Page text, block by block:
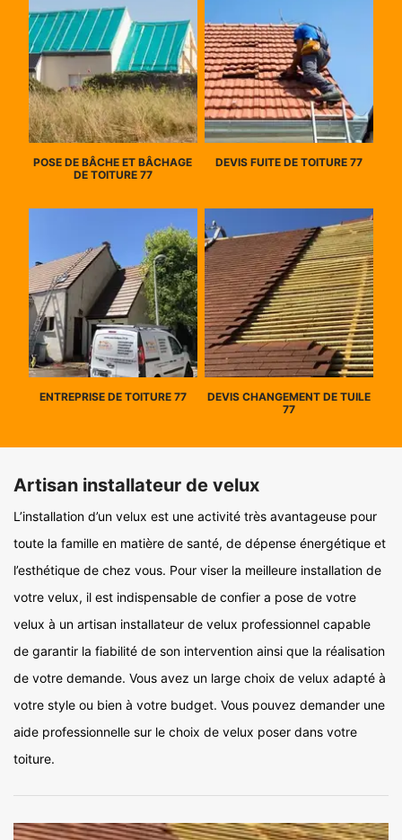
POSE DE BÂCHE ET BÂCHAGE
DE TOITURE 77
DEVIS FUITE DE TOITURE 77
ENTREPRISE DE TOITURE 77
DEVIS CHANGEMENT DE TUILE
77
Artisan installateur de velux
L’installation d’un velux est une activité très avantageuse pour
toute la famille en matière de santé, de dépense énergétique et
l’esthétique de chez vous. Pour viser la meilleure installation de
votre velux, il est indispensable de confier a pose de votre
velux à un artisan installateur de velux professionnel capable
de garantir la fiabilité de son intervention ainsi que la réalisation
de votre demande. Vous avez un large choix de velux adapté à
votre style ou bien à votre budget. Vous pouvez demander une
aide professionnelle sur le choix de velux poser dans votre
toiture.